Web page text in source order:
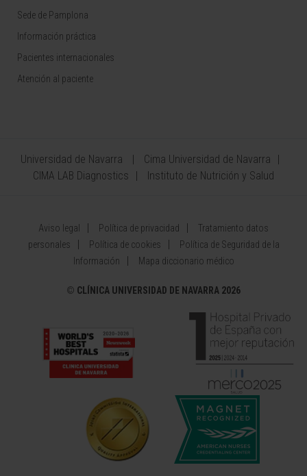
Sede de Pamplona
Información práctica
Pacientes internacionales
Atención al paciente
Universidad de Navarra
Cima Universidad de Navarra
CIMA LAB Diagnostics
Instituto de Nutrición y Salud
Aviso legal Política de privacidad
Tratamiento datos
personales
Política de cookies
Política de Seguridad de la
Información
Mapa diccionario médico
© CLÍNICA UNIVERSIDAD DE NAVARRA 2026